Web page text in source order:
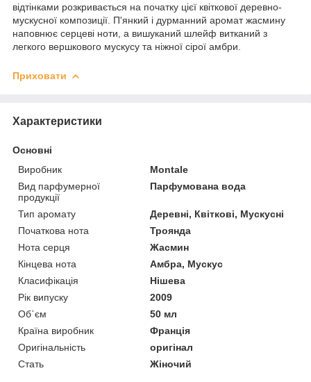
відтінками розкривається на початку цієї квіткової деревно-
мускусної композиції. П'янкий і дурманний аромат жасмину
наповнює серцеві ноти, а вишуканий шлейф витканий з
легкого вершкового мускусу та ніжної сірої амбри.
Приховати
Характеристики
Основні
Виробник
Montale
Вид парфумерної
продукції
Парфумована вода
Тип аромату
Деревні, Квіткові, Мускусні
Початкова нота
Троянда
Нота серця
Жасмин
Кінцева нота
Амбра, Мускус
Класифікація
Нішева
Рік випуску
2009
Об`єм
50 мл
Країна виробник
Франція
Оригінальність
оригінал
Стать
Жіночий